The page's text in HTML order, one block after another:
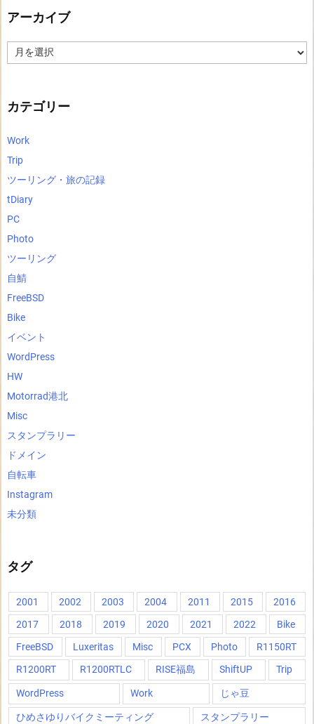
アーカイブ
ー
カテゴリー
Work
Trip
ツーリング・旅の記録
tDiary
PC
Photo
ツーリング
自鯖
FreeBSD
Bike
イベント
WordPress
HW
Motorrad港北
Misc
スタンプラリー
ドメイン
自転車
Instagram
未分類
タグ
2001 2002 2003 2004 2011 2015
2016
2017
2018 2019 2020 2021 2022
Bike
FreeBSD
Luxeritas Misc PCX Photo
R1150RT
R1200RT
R1200RTLC RISE福島 ShiftUP Trip
WordPress Work じゃ豆
ひめさゆりバイクミーティング スタンプラリー